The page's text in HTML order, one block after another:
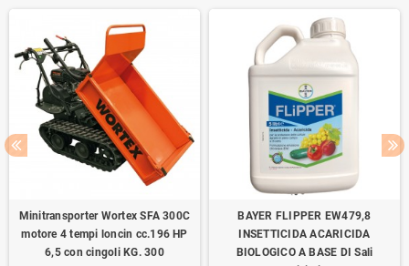
Minitransporter Wortex SFA 300C
motore 4 tempi loncin cc.196 HP
6,5 con cingoli KG. 300
BAYER FLIPPER EW479,8
INSETTICIDA ACARICIDA
BIOLOGICO A BASE DI Sali